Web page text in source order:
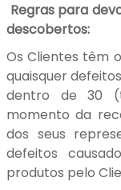
Regras para
descobertos:
Os Clientes têm
quaisquer
dentro de 30
momento da
dos seus
defeitos
produtos pelo